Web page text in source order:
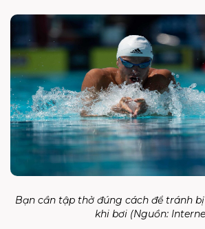
Bạn cần tập thở đúng cách để tránh
khi bơi (Nguồn: